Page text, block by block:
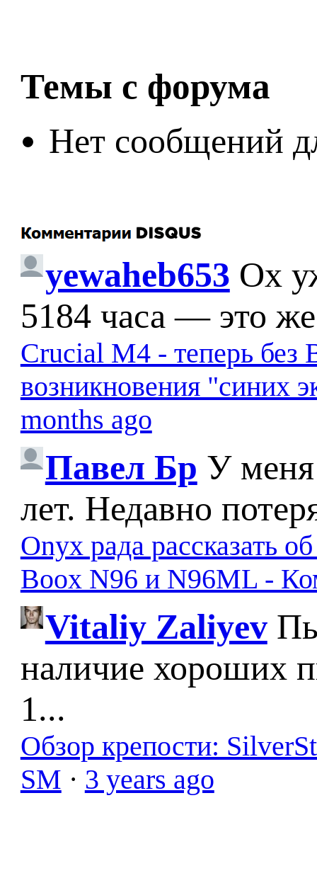
Темы с форума
Нет сообщений
yewaheb653 Ох
5184 часа — это
Crucial M4 - теперь без
возникновения "синих
months ago
Павел Бр У меня
лет. Недавно
Onyx рада рассказать
Boox N96 и N96ML -
Vitaliy Zaliyev
наличие хороших
1...
Обзор крепости:
SM · 3 years ago